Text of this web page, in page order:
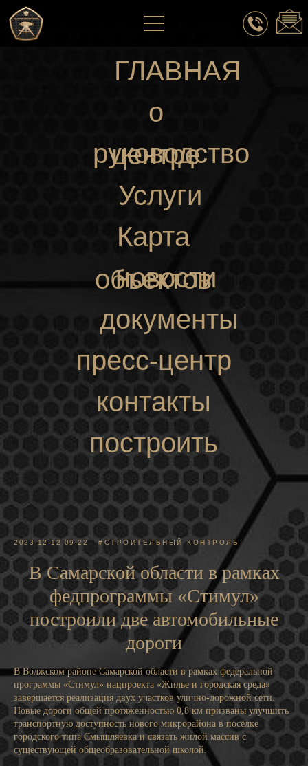
новости
руководство
Карта
объектов
ГЛАВНАЯ
пресс-центр
построить
маршрут
о
центре
документы
контакты
Услуги
2023-12-12 09:22 #СТРОИТЕЛЬНЫЙ КОНТРОЛЬ
В Самарской области в рамках
федпрограммы «Стимул»
построили две автомобильные
дороги
В Волжском районе Самарской области в рамках федеральной
программы «Стимул» нацпроекта «Жилье и городская среда»
завершается реализация двух участков улично-дорожной сети.
Новые дороги общей протяженностью 0,8 км призваны улучшить
транспортную доступность нового микрорайона в посёлке
городского типа Смышляевка и связать жилой массив с
существующей общеобразовательной школой.